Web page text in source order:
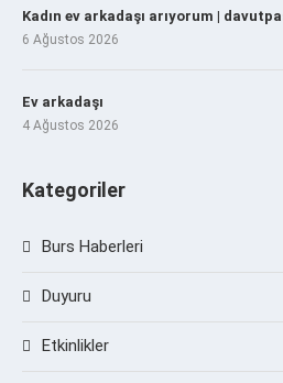
Kadın ev arkadaşı arıyorum |
6 Ağustos 2026
Ev arkadaşı
4 Ağustos 2026
Kategoriler
Burs Haberleri
Duyuru
Etkinlikler